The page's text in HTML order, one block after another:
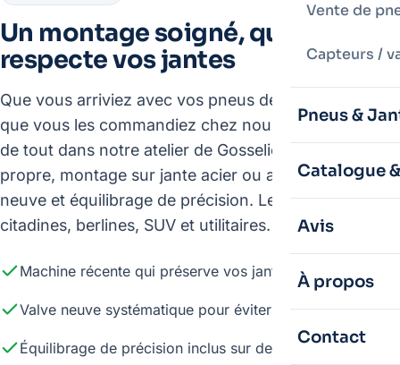
Vente de
Capteurs /
Pneus &
Catalogue
Avis
À propos
Contact
Un montage soigné, qui
respecte vos jantes
Que vous arriviez avec vos pneus déjà achetés ou
que vous les commandiez chez nous, on s'occupe
de tout dans notre atelier de Gosselies : démontage
propre, montage sur jante acier ou alliage, valve
neuve et équilibrage de précision. Le tout sur
citadines, berlines, SUV et utilitaires.
Machine récente qui préserve vos jantes alu
Valve neuve systématique pour éviter les fuites
Équilibrage de précision inclus sur demande